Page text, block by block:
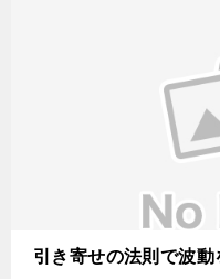
引き寄せの法則で波動